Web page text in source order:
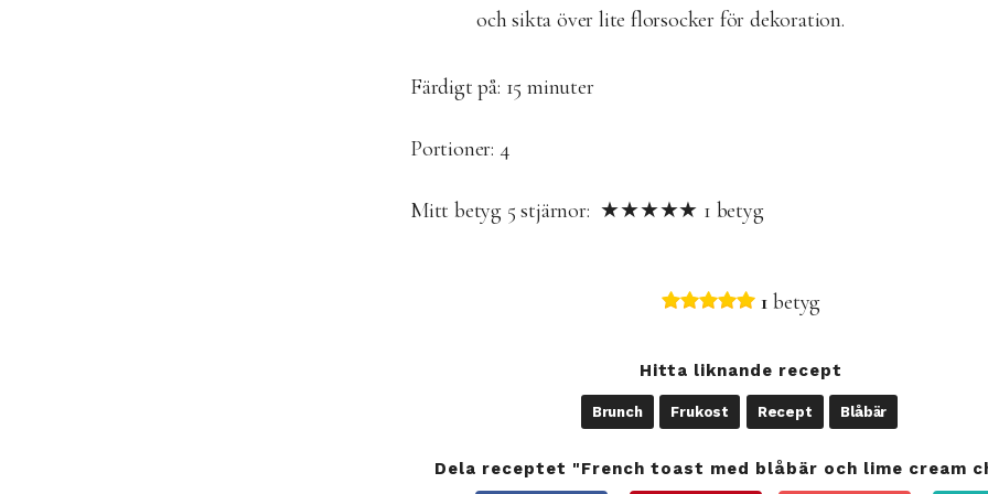
och sikta över lite florsocker för dekoration.
Färdigt på: 15 minuter
Portioner: 4
Mitt betyg 5stjärnor: ★★★★★ 1 betyg
1 betyg
Hitta liknande recept
Brunch Frukost Recept Blåbär
Dela receptet "French toast med blåbär och lime cream